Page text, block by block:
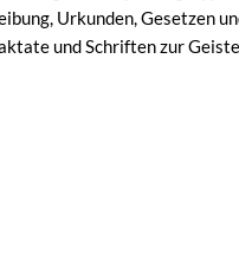
Urkunden, Gesetzen
und Schriften zur